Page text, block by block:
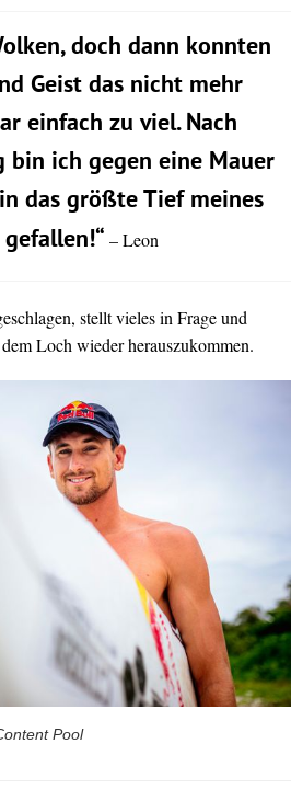
doch dann konnten
Geist das nicht mehr
einfach zu viel. Nach
bin ich gegen eine Mauer
das größte Tief meines
gefallen!“ – Leon
stellt vieles in Frage und
Loch wieder herauszukommen.
Pool